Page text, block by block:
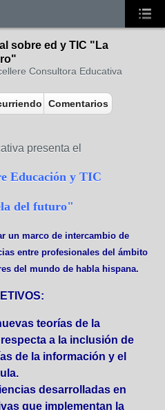
sobre ed y TIC "La
Consultora Educativa
Comentarios
presenta el
Educación y TIC
del futuro"
un marco de intercambio de
entre profesionales del ámbito
del mundo de habla hispana.
teorías de la
a la inclusión de
de la información y el
desarrolladas en
que implementan la